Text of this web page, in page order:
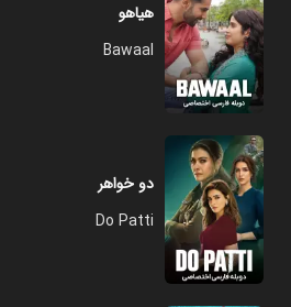
هیاهو
Bawaal
دو خواهر
Do Patti